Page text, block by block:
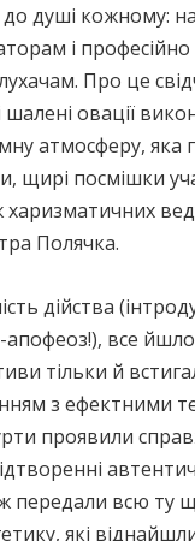
душі кожному:
і професійно
Про це
шалені овації
атмосферу, яка
щирі посмішки
харизматичних
Полячка.
дійства
апофеоз!), все
тільки й
з ефектними
проявили
передали всю ту
які